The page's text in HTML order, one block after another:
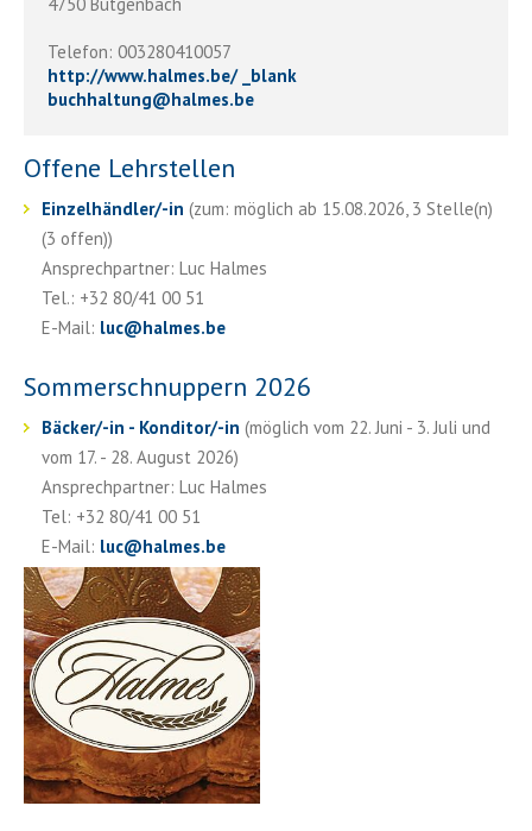
Telefon: 003280410057
http://www.halmes.be/ _blank
buchhaltung@halmes.be
Offene Lehrstellen
Einzelhändler/-in (zum: möglich ab 15.08.2026, 3 Stelle(n)
(3 offen))
Ansprechpartner: Luc Halmes
Tel.: +32 80/41 00 51
E-Mail: luc@halmes.be
Sommerschnuppern 2026
Bäcker/-in - Konditor/-in (möglich vom 22. Juni - 3. Juli und
vom 17. - 28. August 2026)
Ansprechpartner: Luc Halmes
Tel: +32 80/41 00 51
E-Mail: luc@halmes.be